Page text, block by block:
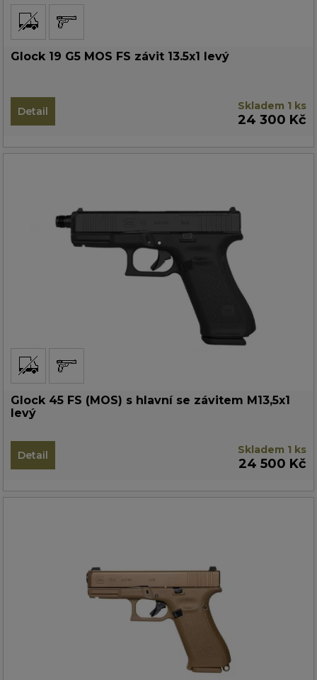
Glock 19 G5 MOS FS závit 13.5x1 levý
Detail Skladem 1 ks
24 300 Kč
Glock 45 FS (MOS) s hlavní se závitem M13,5x1
levý
Detail Skladem 1 ks
24 500 Kč